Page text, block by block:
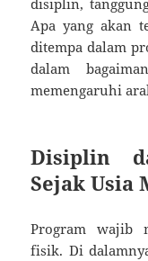
Apa yang akan
ditempa dalam
dalam
memengaruhi
Disiplin
Sejak Usia
Program wajib
fisik. Di